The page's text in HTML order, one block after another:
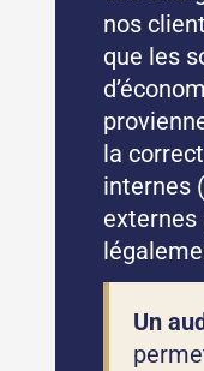
nos
que les
la
internes
externes
Un